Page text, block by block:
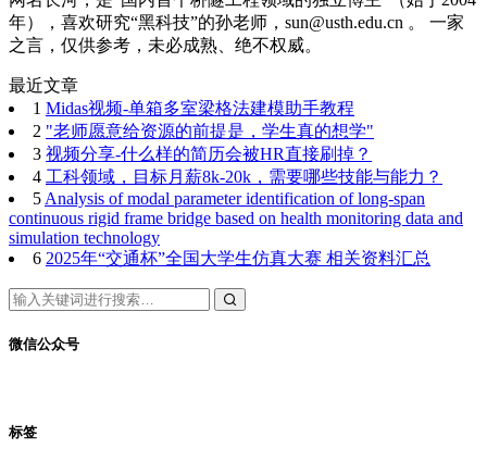
年），喜欢研究“黑科技”的孙老师，sun@usth.edu.cn 。 一家
之言，仅供参考，未必成熟、绝不权威。
最近文章
1 Midas视频-单箱多室梁格法建模助手教程
2 "老师愿意给资源的前提是，学生真的想学"
3 视频分享-什么样的简历会被HR直接刷掉？
4 工科领域，目标月薪8k-20k，需要哪些技能与能力？
5 Analysis of modal parameter identification of long-span
continuous rigid frame bridge based on health monitoring data and
simulation technology
6 2025年“交通杯”全国大学生仿真大赛 相关资料汇总
微信公众号
标签